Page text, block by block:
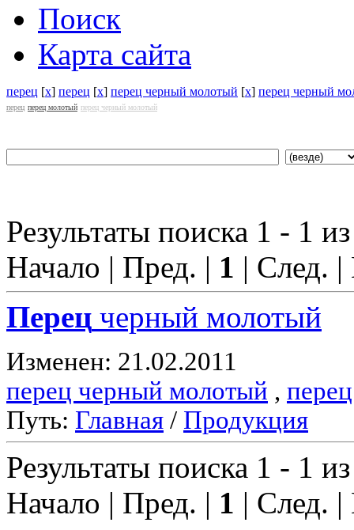
Поиск
Карта сайта
перец [x] перец [x] перец черный молотый [x] перец черный
перец перец молотый перец черный молотый
Результаты поиска 1 - 1
Начало | Пред. | 1 | След.
Перец черный молотый
Изменен: 21.02.2011
перец черный молотый , перец
Путь: Главная / Продукция
Результаты поиска 1 - 1
Начало | Пред. | 1 | След.